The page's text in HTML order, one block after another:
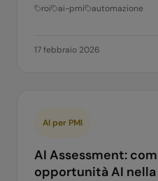
roi ai-pmi automazione
17 febbraio 2026
AI per PMI
AI Assessment:
opportunità AI